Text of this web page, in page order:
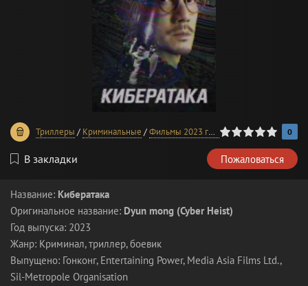
Триллеры / Криминальные /Фильмы 2023 года
0 1 2 3 4 5 0
В закладки Пожаловаться
Название: Кибератака
Оригинальное название: Dyun mong (Cyber Heist)
Год выпуска: 2023
Жанр: Криминал, триллер, боевик
Выпущено: Гонконг, Entertaining Power, Media Asia Films Ltd.,
Sil-Metropole Organisation